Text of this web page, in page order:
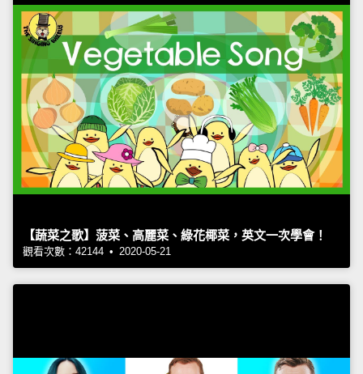
【蔬菜之歌】菠菜、高麗菜、綠花椰菜，英文一次學會！
觀看次數：42144 • 2020-05-21